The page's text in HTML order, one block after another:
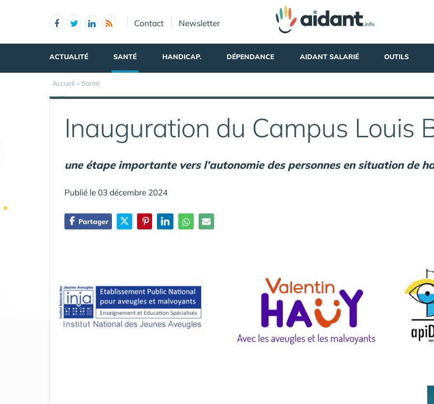
Contact Newsletter
ACTUALITÉ SANTÉ HANDICAP. DÉPENDANCE AIDANT SALARIÉ OUTILS
Accueil » Santé
Inauguration du Campus Louis
une étape importante vers l’autonomie des personnes en situation de
Publié le 03 décembre 2024
Partager